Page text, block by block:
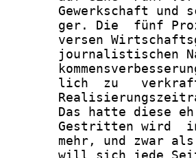
Gewerkschaft und
ger. Die  fünf
versen
journalistischen
lich  zu
Das hatte diese
Gestritten wird
mehr, und zwar